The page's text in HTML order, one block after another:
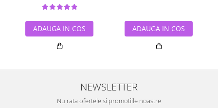
ADAUGA IN COS ADAUGA IN COS
NEWSLETTER
Nu rata ofertele si promotiile noastre